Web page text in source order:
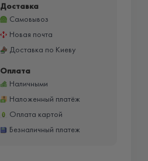
Доставка
Самовывоз
Новая почта
Доставка по Киеву
Оплата
Наличными
Наложенный платёж
Оплата картой
Безналичный платеж